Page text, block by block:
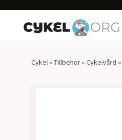
Cykel »Tillbehör»Cykelvård »